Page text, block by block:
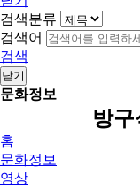
검색분류
검색어
검색
닫기
문화정보
방구
홈
문화정보
영상